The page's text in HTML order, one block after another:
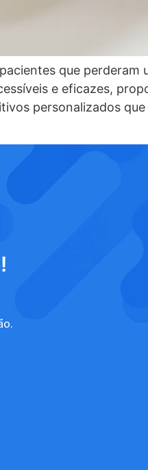
que perderam
e eficazes,
personalizados